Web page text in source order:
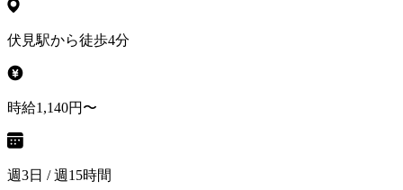
伏見駅から徒歩4分
時給1,140円〜
週3日 / 週15時間